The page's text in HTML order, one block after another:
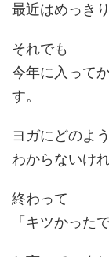
最近はめっき
それでも
今年に入って
す。
ヨガにどのよ
わからないけ
終わって
「キツかった